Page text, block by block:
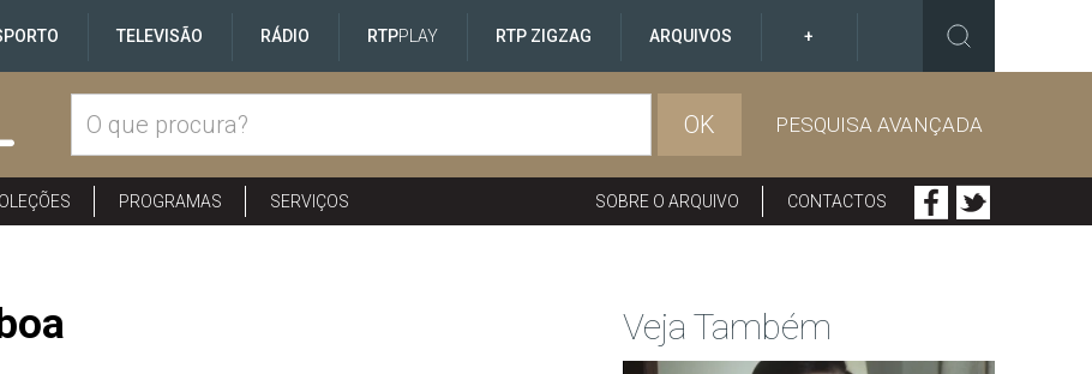
TELEVISÃO RÁDIO RTPPLAY RTP ZIGZAG ARQUIVOS +
OK PESQUISA AVANÇADA
PROGRAMAS SERVIÇOS SOBRE O ARQUIVO CONTACTOS
Veja Também